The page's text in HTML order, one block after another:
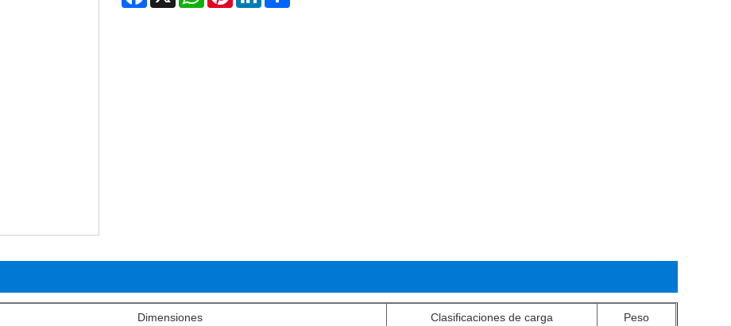
Dimensiones Clasificaciones de carga Peso